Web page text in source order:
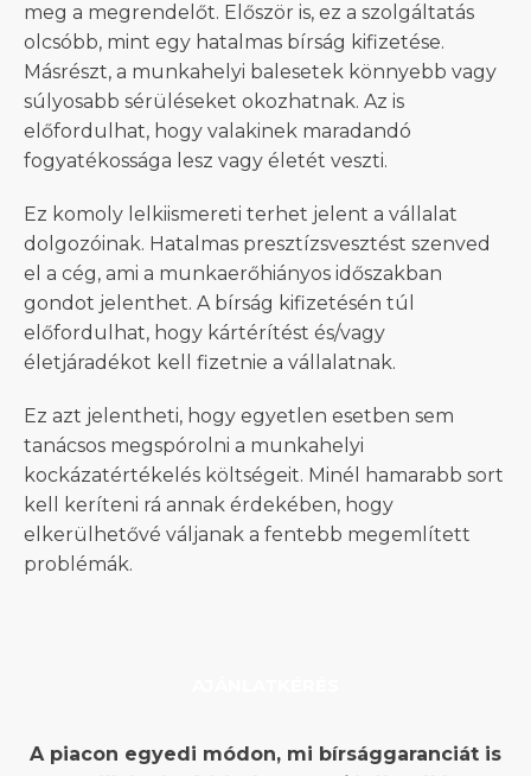
meg a megrendelőt. Először is, ez a szolgáltatás
olcsóbb, mint egy hatalmas bírság kifizetése.
Másrészt, a munkahelyi balesetek könnyebb vagy
súlyosabb sérüléseket okozhatnak. Az is
előfordulhat, hogy valakinek maradandó
fogyatékossága lesz vagy életét veszti.
Ez komoly lelkiismereti terhet jelent a vállalat
dolgozóinak. Hatalmas presztízsvesztést szenved
el a cég, ami a munkaerőhiányos időszakban
gondot jelenthet. A bírság kifizetésén túl
előfordulhat, hogy kártérítést és/vagy
életjáradékot kell fizetnie a vállalatnak.
Ez azt jelentheti, hogy egyetlen esetben sem
tanácsos megspórolni a munkahelyi
kockázatértékelés költségeit. Minél hamarabb sort
kell keríteni rá annak érdekében, hogy
elkerülhetővé váljanak a fentebb megemlített
problémák.
A piacon egyedi módon, mi bírsággaranciát is